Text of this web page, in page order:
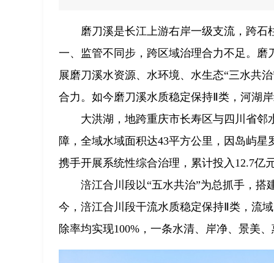
磨刀溪是长江上游右岸一级支流，跨
一、监管不同步，跨区域治理合力不足。
展磨刀溪水资源、水环境、水生态“三水共
合力。如今磨刀溪水质稳定保持Ⅱ类，河湖
大洪湖，地跨重庆市长寿区与四川省
障，全域水域面积达43平方公里，因岛屿
携手开展系统性综合治理，累计投入12.7亿
涪江合川段以“五水共治”为总抓手，
今，涪江合川段干流水质稳定保持Ⅱ类，流
除率均实现100%，一条水清、岸净、景美